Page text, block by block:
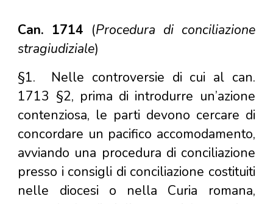
Can. 1714 (Procedura di conciliazione
stragiudiziale)
§1.
Nelle controversie di cui al can.
1713 §2, prima di introdurre un’azione
contenziosa, le parti devono cercare di
concordare un pacifico accomodamento,
avviando una procedura di conciliazione
presso i consigli di conciliazione costituiti
nelle diocesi o nella Curia romana,